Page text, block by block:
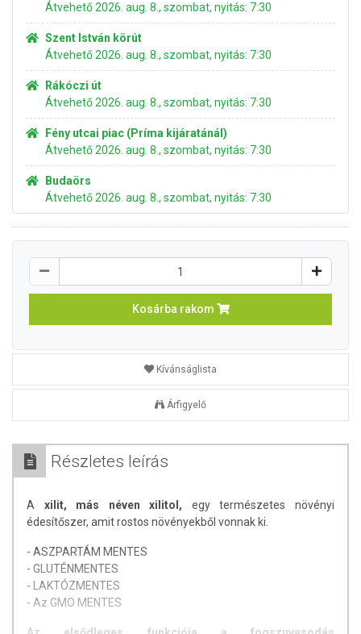
Átvehető 2026. aug. 8., szombat, nyitás: 7:30
Szent István körút
Átvehető 2026. aug. 8., szombat, nyitás: 7:30
Rákóczi út
Átvehető 2026. aug. 8., szombat, nyitás: 7:30
Fény utcai piac (Príma kijáratánál)
Átvehető 2026. aug. 8., szombat, nyitás: 7:30
Budaörs
Átvehető 2026. aug. 8., szombat, nyitás: 7:30
Kosárba rakom
Kívánságlista
Árfigyelő
Részletes leírás
A xilit, más néven xilitol, egy természetes növényi
édesítőszer, amit rostos növényekből vonnak ki.
- ASZPARTÁM MENTES
- GLUTÉNMENTES
- LAKTÓZMENTES
- Az GMO MENTES